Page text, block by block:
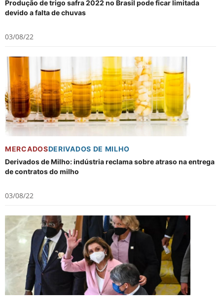
Produção de trigo safra 2022 no Brasil pode ficar limitada
devido a falta de chuvas
03/08/22
MERCADOSDERIVADOS DE MILHO
Derivados de Milho: indústria reclama sobre atraso na entrega
de contratos do milho
03/08/22